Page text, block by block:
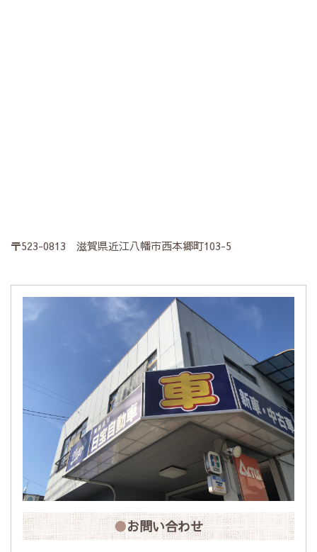
〒523-0813 滋賀県近江八幡市西本郷町103-5
お問い合わせ